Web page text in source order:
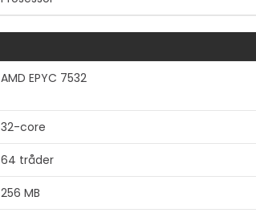
AMD EPYC 7532
32-core
64 tråder
256 MB